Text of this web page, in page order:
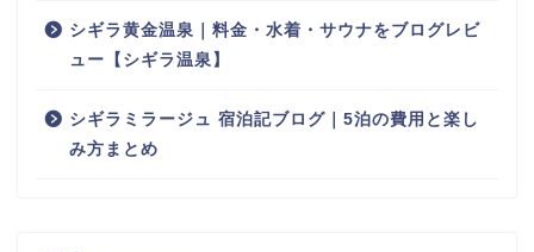
シギラ黄金温泉｜料金・水着・サウナをブログレビ
ュー【シギラ温泉】
シギラミラージュ 宿泊記ブログ｜5泊の費用と楽し
み方まとめ